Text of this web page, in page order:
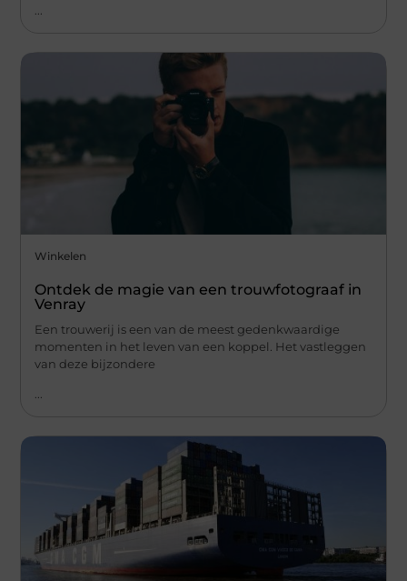
Winkelen
Ontdek de magie van een trouwfotograaf in
Venray
Een trouwerij is een van de meest gedenkwaardige
momenten in het leven van een koppel. Het vastleggen
van deze bijzondere
...